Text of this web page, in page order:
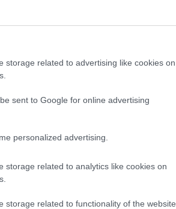
storage related to advertising like cookies on
sent to Google for online advertising
personalized advertising.
storage related to analytics like cookies on
storage related to functionality of the website
fel Binotto: Elégedett